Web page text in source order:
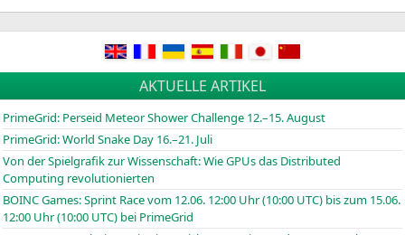
AKTUELLE ARTIKEL
PrimeGrid: Perseid Meteor Shower Challenge 12.–15. August
PrimeGrid: World Snake Day 16.–21. Juli
Von der Spielgrafik zur Wissenschaft: Wie GPUs das Distributed
Computing revolutionierten
BOINCGames: Sprint Race vom 12.06. 12:00 Uhr (10:00 UTC) bis zum 15.06.
12:00 Uhr (10:00 UTC) bei PrimeGrid